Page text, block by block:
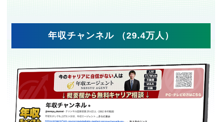
年収チャンネル （29.4万人）